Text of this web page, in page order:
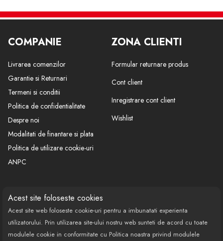
Acest site foloseste cookies
Acest site web foloseste cookie-uri pentru a imbunatati experienta
utilizatorului. Prin utilizarea site-ului nostru web sunteti de acord cu toate
modulele cookie in conformitate cu Politica noastra privind modulele
COMPANIE
Livrarea comenzilor
Garantie si Returnari
Termeni si conditii
Politica de confidentialitate
Despre noi
Modalitati de finantare si plata
Politica de utilizare cookie-uri
ANPC
ZONA CLIENTI
Formular returnare produs
Cont client
Inregistrare cont client
Wishlist
CONTACT
Call Center: 0377 100 941
Program de lucru: Luni-Vineri